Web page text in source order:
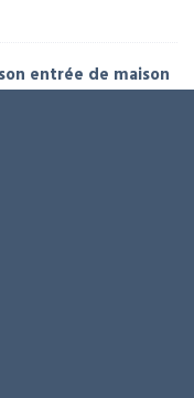
entrée de maison